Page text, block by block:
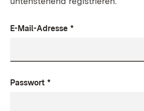
E-Mail-Adresse *
Passwort *